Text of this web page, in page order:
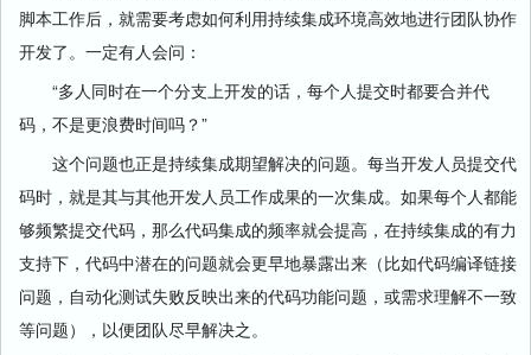
脚本工作后，就需要考虑如何利用持续集成环境高效地进行团队协作
开发了。一定有人会问：
“多人同时在一个分支上开发的话，每个人提交时都要合并代
码，不是更浪费时间吗？”
这个问题也正是持续集成期望解决的问题。每当开发人员提交代
码时，就是其与其他开发人员工作成果的一次集成。如果每个人都能
够频繁提交代码，那么代码集成的频率就会提高，在持续集成的有力
支持下，代码中潜在的问题就会更早地暴露出来（比如代码编译链接
问题，自动化测试失败反映出来的代码功能问题，或需求理解不一致
等问题），以便团队尽早解决之。